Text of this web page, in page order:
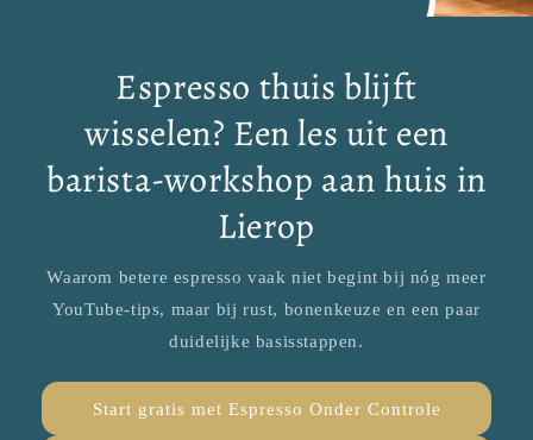
Espresso thuis blijft
wisselen? Een les uit een
barista-workshop aan huis in
Lierop
Waarom betere espresso vaak niet begint bij nóg meer
YouTube-tips, maar bij rust, bonenkeuze en een paar
duidelijke basisstappen.
Start gratis met Espresso Onder Controle